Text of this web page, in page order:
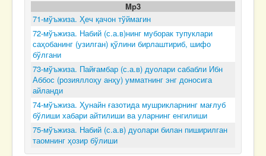
Mp3
71-мўъжиза. Ҳеч қачон тўймагин
72-мўъжиза. Набий (с.а.в)нинг муборак тупуклари
саҳобанинг (узилган) қўлини бирлаштириб, шифо
бўлгани
73-мўъжиза. Пайғамбар (с.а.в) дуолари сабабли Ибн
Аббос (розияллоҳу анҳу) умматнинг энг доносига
айланди
74-мўъжиза. Ҳунайн ғазотида мушрикларнинг мағлуб
бўлиши хабари айтилиши ва уларнинг енгилиши
75-мўъжиза. Набий (с.а.в) дуолари билан пиширилган
таомнинг ҳозир бўлиши